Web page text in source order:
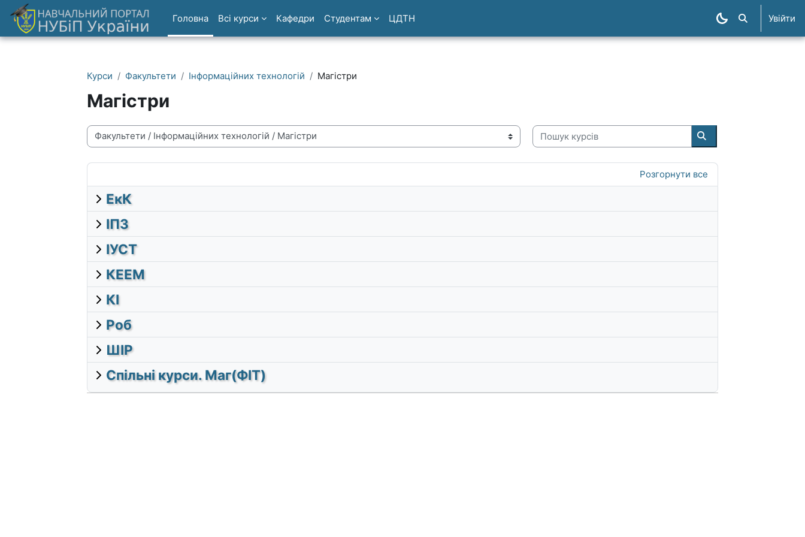
Перейти до головного вмісту
Головна
Всі курси Кафедри Студентам ЦДТН Пошук курсів
Увійти
Курси Факультети Інформаційних технологій Магістри
Магістри
Категорії курсів
Пошук курсів
Пошук курсів
Розгорнути все
ЕкК
ІПЗ
ІУСТ
КЕЕМ
КІ
Роб
ШІР
Спільні курси. Маг(ФІТ)